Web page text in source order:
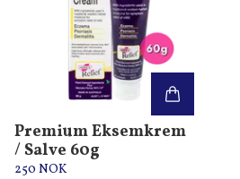
Premium Eksemkrem
/ Salve 60g
250 NOK